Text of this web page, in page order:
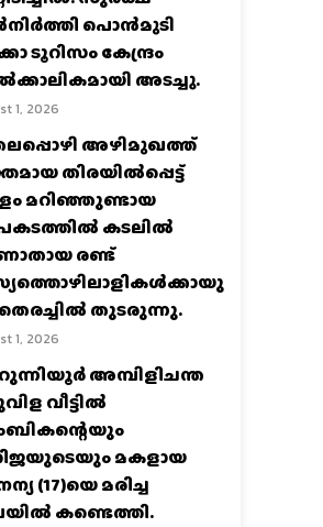
പൊൻമുടി
ടൂറിസം കേന്ദ്രം
അടച്ചു.
1, 2026
അഴിമുഖത്ത്
തിരയിൽപ്പെട്ട്
മറിഞ്ഞുണ്ടായ
കടലിൽ
രണ്ട്
തുടരുന്നു.
1, 2026
അമ്പിളിചന്ത
വീട്ടിൽ
മകളായ
(17)യെ മരിച്ച
കണ്ടെത്തി.